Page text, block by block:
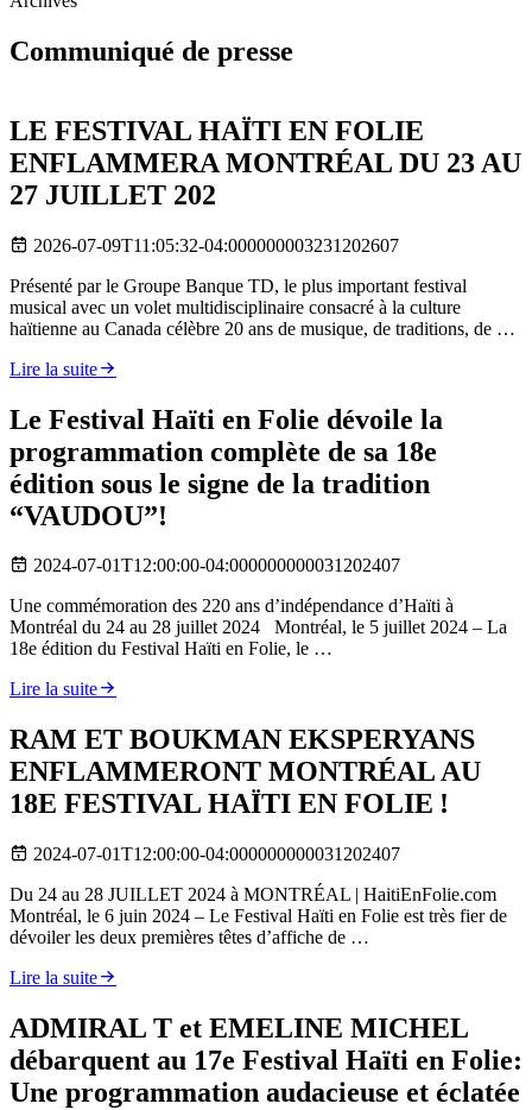
Communiqué de presse
LE FESTIVAL HAÏTI EN FOLIE
ENFLAMMERA MONTRÉAL DU 23 AU
27 JUILLET 202
2026-07-09T11:05:32-04:000000003231202607
Présenté par le Groupe Banque TD, le plus important festival
musical avec un volet multidisciplinaire consacré à la culture
haïtienne au Canada célèbre 20 ans de musique, de traditions, de …
Lire la suite
Le Festival Haïti en Folie dévoile la
programmation complète de sa 18e
édition sous le signe de la tradition
“VAUDOU”!
2024-07-01T12:00:00-04:000000000031202407
Une commémoration des 220 ans d’indépendance d’Haïti à
Montréal du 24 au 28 juillet 2024 Montréal, le 5 juillet 2024 – La
18e édition du Festival Haïti en Folie, le …
Lire la suite
RAM ET BOUKMAN EKSPERYANS
ENFLAMMERONT MONTRÉAL AU
18E FESTIVAL HAÏTI EN FOLIE !
2024-07-01T12:00:00-04:000000000031202407
Du 24 au 28 JUILLET 2024 à MONTRÉAL | HaitiEnFolie.com
Montréal, le 6 juin 2024 – Le Festival Haïti en Folie est très fier de
dévoiler les deux premières têtes d’affiche de …
Lire la suite
ADMIRAL T et EMELINE MICHEL
débarquent au 17e Festival Haïti en Folie:
Une programmation audacieuse et éclatée